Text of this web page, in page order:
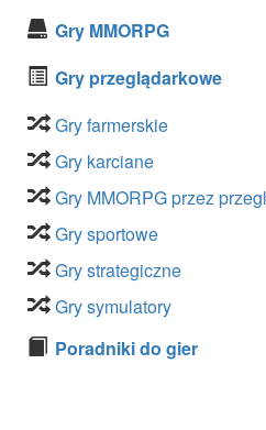
Gry MMORPG
Gry przeglądarkowe
Gry farmerskie
Gry karciane
Gry MMORPG przez
Gry sportowe
Gry strategiczne
Gry symulatory
Poradniki do gier